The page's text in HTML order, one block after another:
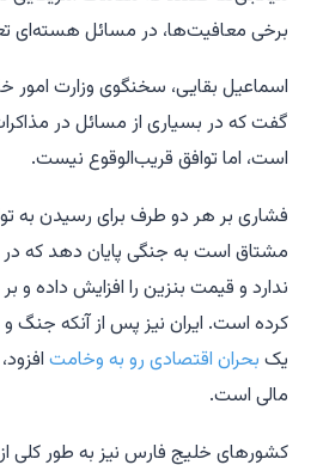
برخی معافیت‌ها، در مسائل هسته‌ای
اسماعیل بقایی، سخنگوی وزارت امور
گفت که در بسیاری از مسائل در
است، اما توافق قریب‌الوقوع نیست.
فشاری بر هر دو طرف برای رسیدن به
مشتاق است به جنگی پایان دهد که
ندارد و قیمت بنزین را افزایش داده و
کرده است. ایران نیز پس از آنکه جنگ و
یک بحران اقتصادی رو به وخامت
مالی است.
کشورهای خلیج فارس نیز به طور کلی